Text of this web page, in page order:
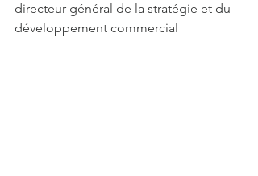
directeur général de la stratégie et du
développement commercial